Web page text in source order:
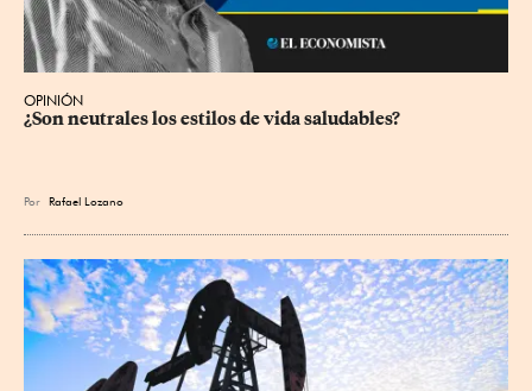
OPINIÓN
¿Son neutrales los estilos de vida saludables?
Por Rafael Lozano